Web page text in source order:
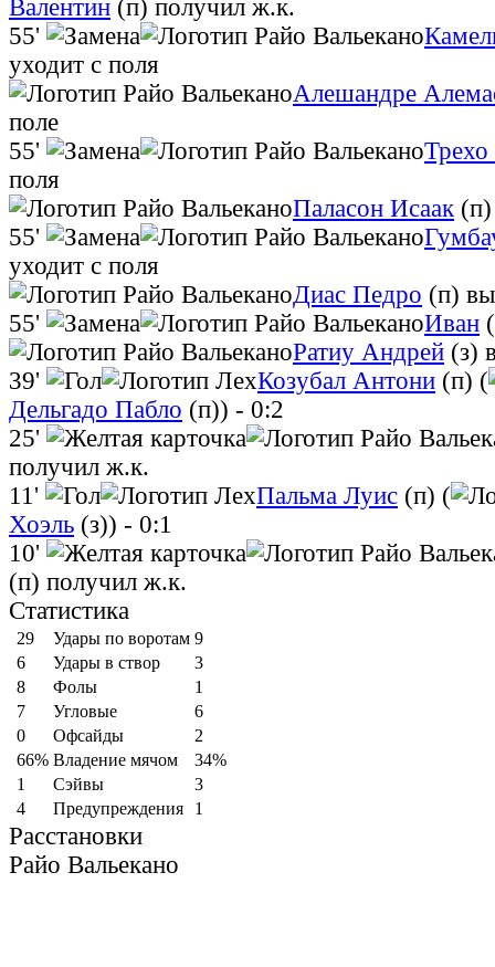
Валентин (п) получил ж.к.
55'
уходит с поля
Алешандре
поле
55'
поля
Паласон Исаак
55'
уходит с поля
Диас Педро (п)
55'
Иван
Ратиу Андрей (з)
39'
Козубал Антони (п) (
Дельгадо Пабло (п)) - 0:2
25'
получил ж.к.
11'
Пальма Луис (п) (
Хоэль (з)) - 0:1
10'
(п) получил ж.к.
Статистика
29 Удары по воротам 9
6
Удары в створ
3
8
Фолы
1
7
Угловые
6
0
Офсайды
2
66% Владение мячом
34%
1
Cэйвы
3
4
Предупреждения 1
Расстановки
Райо Вальекано